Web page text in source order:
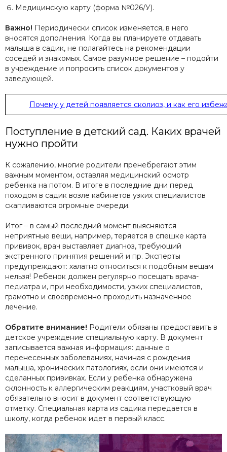
Медицинскую карту (форма №026/У).
Важно! Периодически список изменяется, в него
вносятся дополнения. Когда вы планируете отдавать
малыша в садик, не полагайтесь на рекомендации
соседей и знакомых. Самое разумное решение – подойти
в учреждение и попросить список документов у
заведующей.
Почему у детей появляется сколиоз, и как его
Поступление в детский сад. Каких врачей
нужно пройти
К сожалению, многие родители пренебрегают этим
важным моментом, оставляя медицинский осмотр
ребенка на потом. В итоге в последние дни перед
походом в садик возле кабинетов узких специалистов
скапливаются огромные очереди.
Итог – в самый последний момент выясняются
неприятные вещи, например, теряется в спешке карта
прививок, врач выставляет диагноз, требующий
экстренного принятия решений и пр. Эксперты
предупреждают: халатно относиться к подобным вещам
нельзя! Ребенок должен регулярно посещать врача-
педиатра и, при необходимости, узких специалистов,
грамотно и своевременно проходить назначенное
лечение.
Обратите внимание! Родители обязаны предоставить в
детское учреждение специальную карту. В документ
записывается важная информация: данные о
перенесенных заболеваниях, начиная с рождения
малыша, хронических патологиях, если они имеются и
сделанных прививках. Если у ребенка обнаружена
склонность к аллергическим реакциям, участковый врач
обязательно вносит в документ соответствующую
отметку. Специальная карта из садика передается в
школу, когда ребенок идет в первый класс.